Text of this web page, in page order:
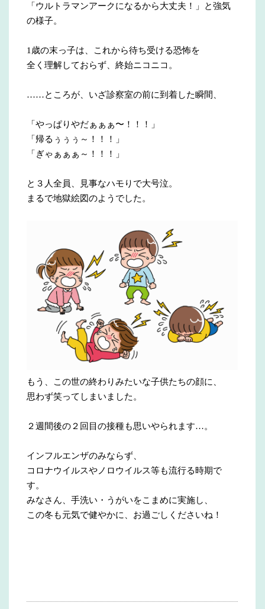
「ウルトラマンアークになるから大丈夫！」と強気
の様子。
1歳の末っ子は、これから待ち受ける恐怖を
全く理解しておらず、終始ニコニコ。
……ところが、いざ診察室の前に到着した瞬間、
「やっぱりやだぁぁぁ〜！！！」
「帰るぅぅぅ～！！！」
「ぎゃぁぁぁ～！！！」
と３人全員、見事なハモりで大号泣。
まるで地獄絵図のようでした。
もう、この世の終わりみたいな子供たちの顔に、
思わず笑ってしまいました。
２週間後の２回目の接種も思いやられます…。
インフルエンザのみならず、
コロナウイルスやノロウイルス等も流行る時期で
す。
みなさん、手洗い・うがいをこまめに実施し、
この冬も元気で健やかに、お過ごしくださいね！